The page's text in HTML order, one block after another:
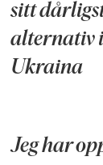
sitt
alternativ i
Ukraina
Jeg har